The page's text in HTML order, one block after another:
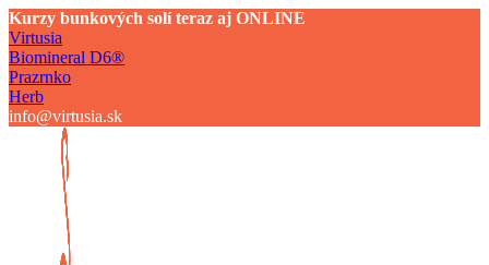
Kurzy bunkových solí teraz aj ONLINE
Virtusia
Biomineral D6®
Prazrnko
Herb
info@virtusia.sk